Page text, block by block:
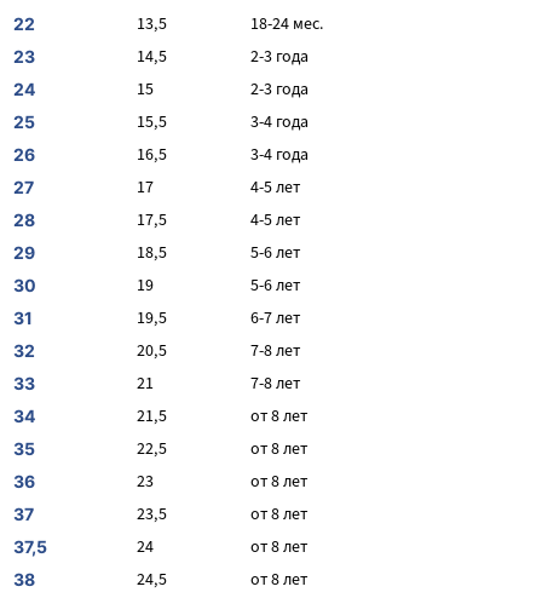
22 13,5 18-24 мес.
23 14,5 2-3 года
24 15 2-3 года
25 15,5 3-4 года
26 16,5 3-4 года
27 17 4-5 лет
28 17,5 4-5 лет
29 18,5 5-6 лет
30 19 5-6 лет
31 19,5 6-7 лет
32 20,5 7-8 лет
33 21 7-8 лет
34 21,5 от 8 лет
35 22,5 от 8 лет
36 23 от 8 лет
37 23,5 от 8 лет
37,5 24 от 8 лет
38 24,5 от 8 лет